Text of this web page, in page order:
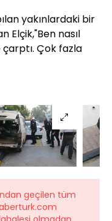
yakınlardaki bir
Elçik,"Ben nasıl
çarptı. Çok fazla
geçilen tüm